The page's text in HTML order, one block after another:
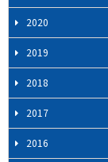
2020
2019
2018
2017
2016